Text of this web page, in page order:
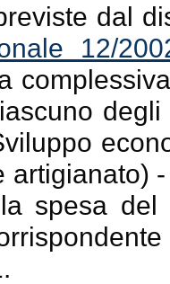
dal
12/
artigianato)
spesa